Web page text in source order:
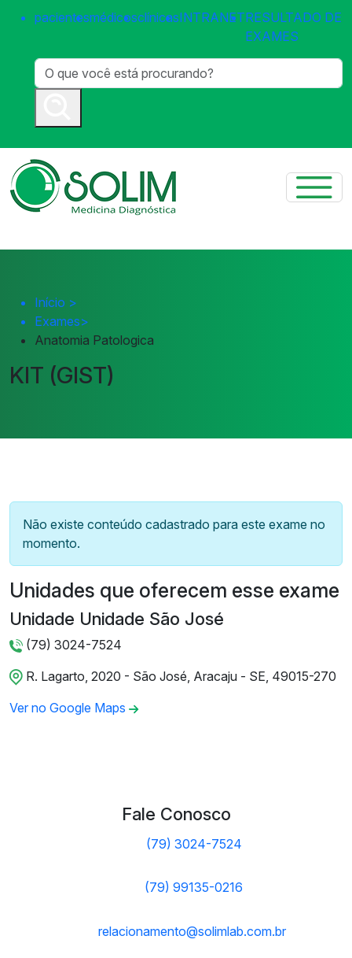
pacientesmédicosclínicasINTRANETRESULTADO DE
EXAMES
Início >
Exames>
Anatomia Patologica
KIT (GIST)
Não existe conteúdo cadastrado para este exame no
momento.
Unidades que oferecem esse exame
Unidade Unidade São José
(79) 3024-7524
R. Lagarto, 2020 - São José, Aracaju - SE, 49015-270
Ver no Google Maps
Fale Conosco
(79) 3024-7524
(79) 99135-0216
relacionamento@solimlab.com.br